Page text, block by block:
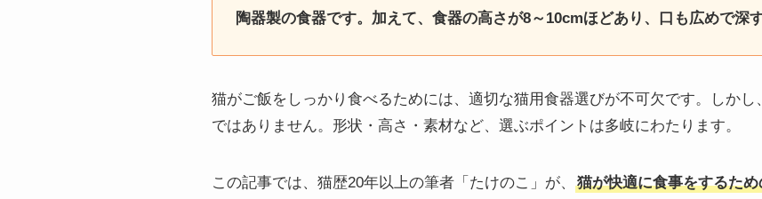
陶器製の食器です。加えて、食器の高さが8～10cmほどあり、口も広めで深
猫がご飯をしっかり食べるためには、適切な猫用食器選びが不可欠です。しか
ではありません。形状・高さ・素材など、選ぶポイントは多岐にわたります。
この記事では、猫歴20年以上の筆者「たけのこ」が、
猫が快適に食事をするた